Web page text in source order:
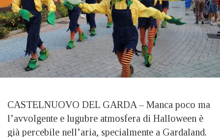
CASTELNUOVO DEL GARDA – Manca poco ma
l’avvolgente e lugubre atmosfera di Halloween è
già percebile nell’aria, specialmente a Gardaland.